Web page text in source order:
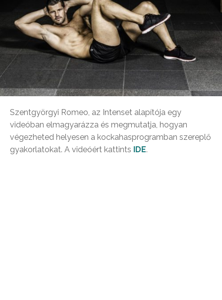
Szentgyörgyi Romeo, az Intenset alapítója egy
videóban elmagyarázza és megmutatja, hogyan
végezheted helyesen a kockahasprogramban szereplő
gyakorlatokat. A videóért kattints IDE.